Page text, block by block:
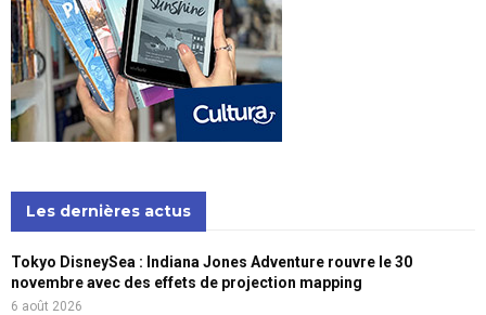
Les dernières actus
Tokyo DisneySea : Indiana Jones Adventure rouvre le 30
novembre avec des effets de projection mapping
6 août 2026